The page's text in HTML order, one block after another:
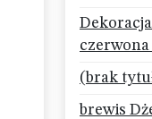
czerwona
(brak
brewis